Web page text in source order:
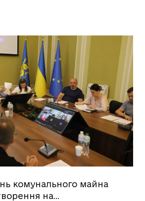
комунального майна
на…